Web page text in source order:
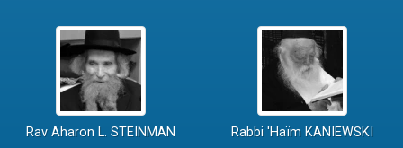
Rav Aharon L. STEINMAN Rabbi 'Haïm KANIEWSKI